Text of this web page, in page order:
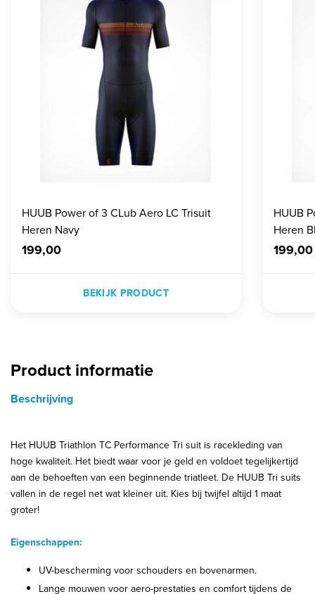
HUUB Power of 3 CLub Aero LC Trisuit
Heren Navy
199,00
BEKIJK PRODUCT
HUUB
Heren
199,00
Product informatie
Beschrijving
Het HUUB Triathlon TC Performance Tri suit is racekleding van
hoge kwaliteit. Het biedt waar voor je geld en voldoet tegelijkertijd
aan de behoeften van een beginnende triatleet. De HUUB Tri suits
vallen in de regel net wat kleiner uit. Kies bij twijfel altijd 1 maat
groter!
Eigenschappen:
UV-bescherming voor schouders en bovenarmen.
Lange mouwen voor aero-prestaties en comfort tijdens de